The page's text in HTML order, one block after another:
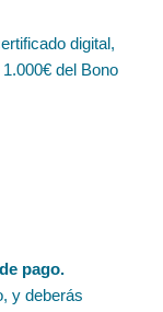
digital,
del Bono
pago.
y deberás